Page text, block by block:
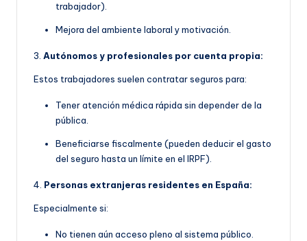
trabajador).
Mejora del ambiente laboral y motivación.
3. Autónomos y profesionales por cuenta propia:
Estos trabajadores suelen contratar seguros para:
Tener atención médica rápida sin depender de la
pública.
Beneficiarse fiscalmente (pueden deducir el gasto
del seguro hasta un límite en el IRPF).
4. Personas extranjeras residentes en España:
Especialmente si:
No tienen aún acceso pleno al sistema público.